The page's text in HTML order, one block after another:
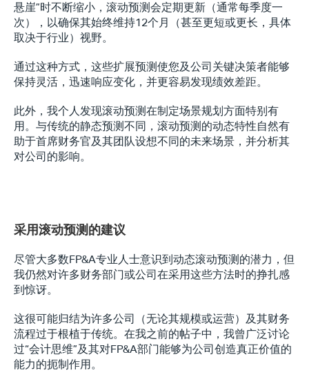
悬崖”时不断缩小，滚动预测会定期更新（通常每季度一
次），以确保其始终维持12个月（甚至更短或更长，具体
取决于行业）视野。
通过这种方式，这些扩展预测使您及公司关键决策者能够
保持灵活，迅速响应变化，并更容易发现绩效差距。
此外，我个人发现滚动预测在制定场景规划方面特别有
用。与传统的静态预测不同，滚动预测的动态特性自然有
助于首席财务官及其团队设想不同的未来场景，并分析其
对公司的影响。
采用滚动预测的建议
尽管大多数FP&A专业人士意识到动态滚动预测的潜力，但
我仍然对许多财务部门或公司在采用这些方法时的挣扎感
到惊讶。
这很可能归结为许多公司（无论其规模或运营）及其财务
流程过于根植于传统。在我之前的帖子中，我曾广泛讨论
过“会计思维”及其对FP&A部门能够为公司创造真正价值的
能力的扼制作用。